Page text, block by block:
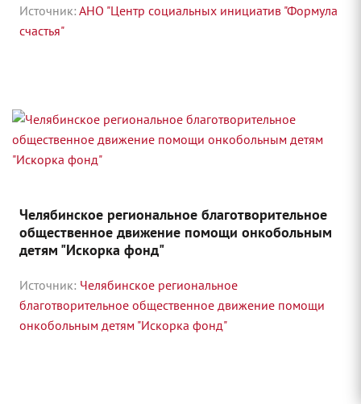
Источник: АНО "Центр социальных инициатив "Формула
счастья"
Челябинское региональное благотворительное
общественное движение помощи онкобольным
детям "Искорка фонд"
Источник: Челябинское региональное
благотворительное общественное движение помощи
онкобольным детям "Искорка фонд"